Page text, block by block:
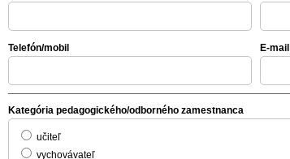
Telefón/mobil E-mail
Kategória pedagogického/odborného zamestnanca
učiteľ
vychovávateľ